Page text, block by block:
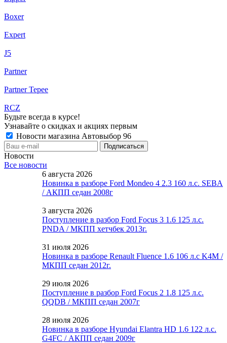
Boxer
Expert
J5
Partner
Partner Tepee
RCZ
Будьте всегда в курсе!
Узнавайте о скидках и акциях первым
Новости магазина Автовыбор 96
Новости
Все новости
6 августа 2026
Новинка в разборе Ford Mondeo 4 2.3 160 л.с. SEBA
/ АКПП седан 2008г
3 августа 2026
Поступление в разбор Ford Focus 3 1.6 125 л.с.
PNDA / МКПП хетчбек 2013г.
31 июля 2026
Новинка в разборе Renault Fluence 1.6 106 л.с K4M /
МКПП седан 2012г.
29 июля 2026
Поступление в разбор Ford Focus 2 1.8 125 л.с.
QQDB / МКПП седан 2007г
28 июля 2026
Новинка в разборе Hyundai Elantra HD 1.6 122 л.с.
G4FC / АКПП седан 2009г